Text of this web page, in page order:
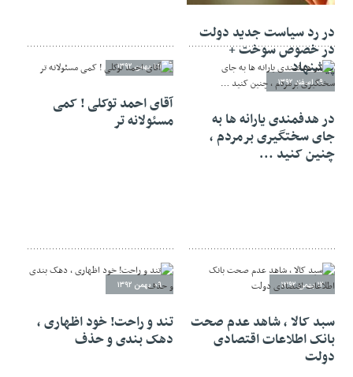
در رد سیاست جدید دولت
در خصوص سوخت +
پیشنهاد
۰۹ اسفند ۱۳۹۲
در هدفمندی یارانه ها به
جای سختگیری برمردم ،
چنین کنید …
۱۵ بهمن ۱۳۹۲
آقای احمد توکلی ! کمی
مسئولانه تر
۱۲ بهمن ۱۳۹۲
سبد کالا ، شاهد عدم صحت
بانک اطلاعات اقتصادی
دولت
۰۹ بهمن ۱۳۹۲
تند و راحت! خود اظهاری ،
دهک بندی و حذف